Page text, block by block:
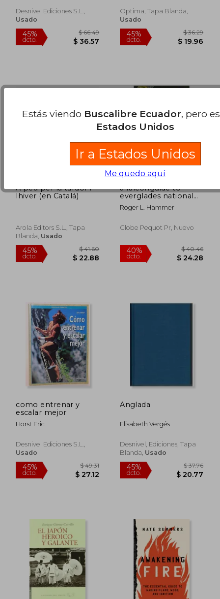
dcto. $ 24.20 dcto.
45%
dcto. $ 30.65
45%
dcto. $
Desnivel Ediciones S.l.,
Usado
Optima, Tapa Blanda,
Usado
A peu per la tardor i
lhiver (en Catalá)
Arola Editors S.L., Tapa
Blanda, Usado
a falconguide to
everglades national
park and the
surrounding area,a
the great outdoors
Roger L. Hammer
Globe Pequot Pr, Nuevo
como entrenar y
escalar mejor
Horst Eric
Desnivel Ediciones S.l.,
Usado
Anglada
Elisabeth Vergés
Desnivel, Ediciones, Tapa
Blanda, Usado
Estás viendo Buscalibre Ecuador, pero
Estados Unidos
Ir a Estados Unidos
Me quedo aquí